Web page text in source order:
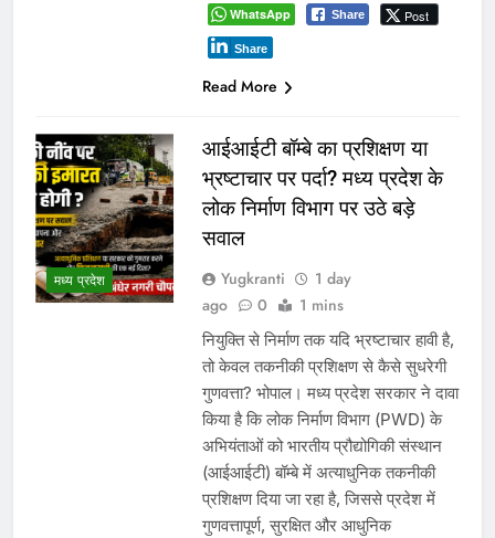
WhatsApp Share Post
Share
Read More
मध्य प्रदेश
आईआईटी बॉम्बे का प्रशिक्षण या
भ्रष्टाचार पर पर्दा? मध्य प्रदेश के
लोक निर्माण विभाग पर उठे बड़े
सवाल
Yugkranti
1 day
ago
0 1 mins
नियुक्ति से निर्माण तक यदि भ्रष्टाचार हावी है,
तो केवल तकनीकी प्रशिक्षण से कैसे सुधरेगी
गुणवत्ता? भोपाल। मध्य प्रदेश सरकार ने दावा
किया है कि लोक निर्माण विभाग (PWD) के
अभियंताओं को भारतीय प्रौद्योगिकी संस्थान
(आईआईटी) बॉम्बे में अत्याधुनिक तकनीकी
प्रशिक्षण दिया जा रहा है, जिससे प्रदेश में
गुणवत्तापूर्ण, सुरक्षित और आधुनिक